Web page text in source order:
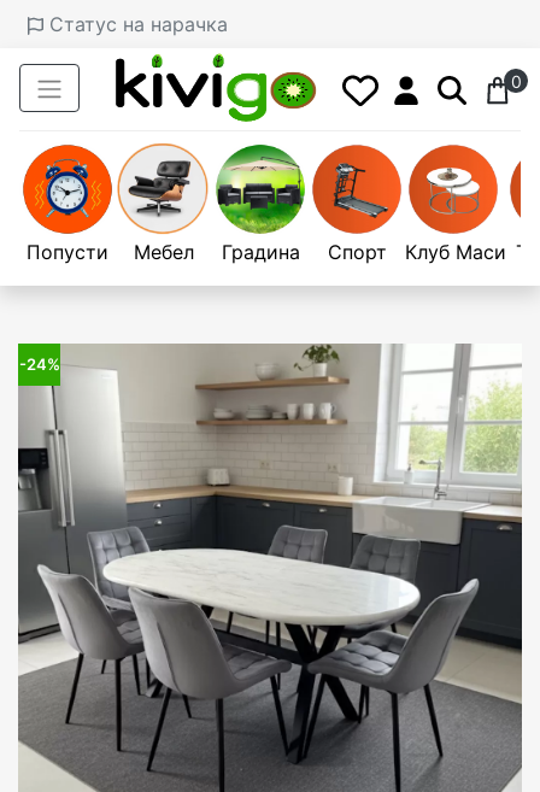
Статус на нарачка
0
Попусти Мебел Градина Спорт Клуб Маси
-24%